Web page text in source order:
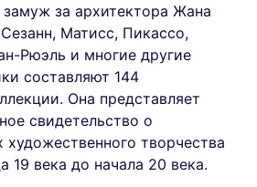
за архитектора Жана
Матисс, Пикассо,
Рюэль и многие другие
составляют 144
Она представляет
свидетельство о
художественного творчества
19 века до начала 20 века.